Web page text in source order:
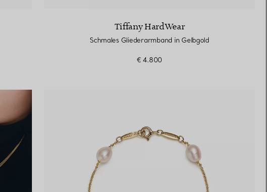
Tiffany HardWear
Schmales Gliederarmband in Gelbgold
€ 4.800